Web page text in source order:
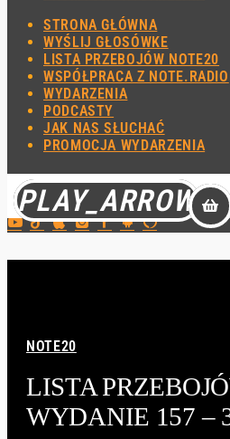
STRONA GŁÓWNA
WYŚLIJ GŁOSÓWKE
LISTA PRZEBOJÓW NOTE20
WSPÓŁPRACA Z NOTE.RADIO
WYDARZENIA
PODCASTY
JAK NAS SŁUCHAĆ
PROMOCJA WYDARZENIA
KOSZYK
PLAY_ARROW
NOTE20
LISTA
WYDANIE 157 –